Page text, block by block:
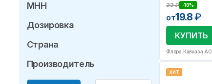
МНН
Дозировка
Страна
Производитель
22₽ -10%
от19.8₽
КУПИТЬ
Флора Кавказа АО
хит